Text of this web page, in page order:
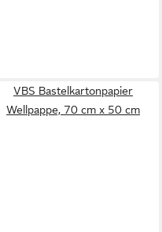
VBS Bastelkartonpapier
Wellpappe, 70 cm x 50 cm